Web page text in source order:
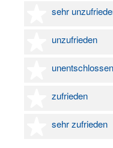
sehr
1 Stern
unzufrieden
2 Sterne
unentschlossen
3 Sterne
zufrieden
4 Sterne
sehr zufrieden
5 Sterne